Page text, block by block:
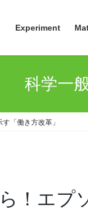
Experiment
科学一
「働き方改革」
！エプ